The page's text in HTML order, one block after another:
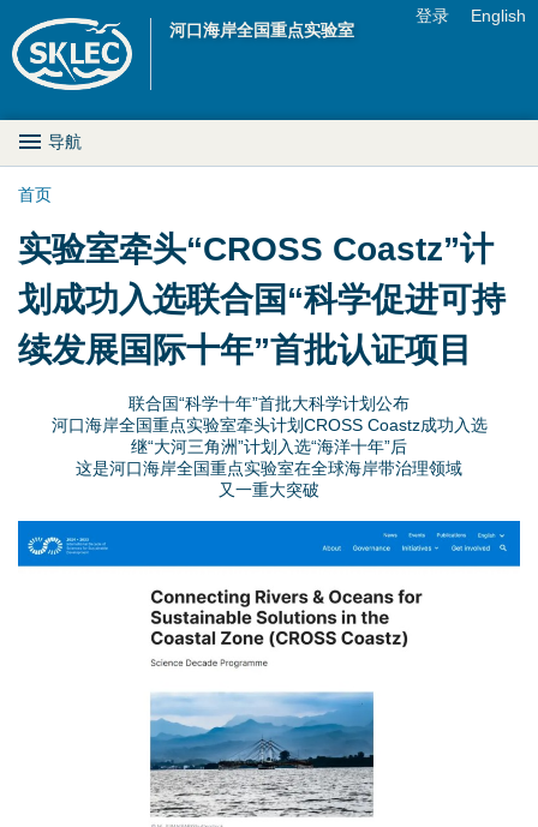
河口海岸全国重点实验室
m
e
n
登录 English
M
a
n
D
导航
你
在
这
首页
实验室牵头“CROSS Coastz”计
划成功入选联合国“科学促进可持
续发展国际十年”首批认证项目
联合国“科学十年”首批大科学计划公布
河口海岸全国重点实验室牵头计划CROSS Coastz成功入选
继“大河三角洲”计划入选“海洋十年”后
这是河口海岸全国重点实验室在全球海岸带治理领域
又一重大突破
1